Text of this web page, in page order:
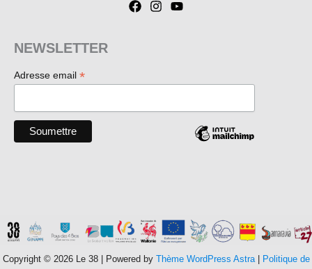
NEWSLETTER
Adresse email *
Copyright © 2026 Le 38 | Powered by Thème WordPress Astra|
Politique de